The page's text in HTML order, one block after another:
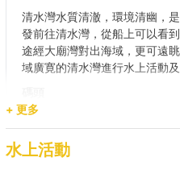
清水灣水質清澈，環境清幽，
發前往清水灣，從船上可以看
途經大廟灣對出海域，更可遠
域廣寛的清水灣進行水上活動
(尖沙咀)九龍公眾碼頭 (2,3,4
(9號碼頭)/ 銅鑼灣避風塘公眾
灣避風塘1號梯台
+ 更多
水上活動